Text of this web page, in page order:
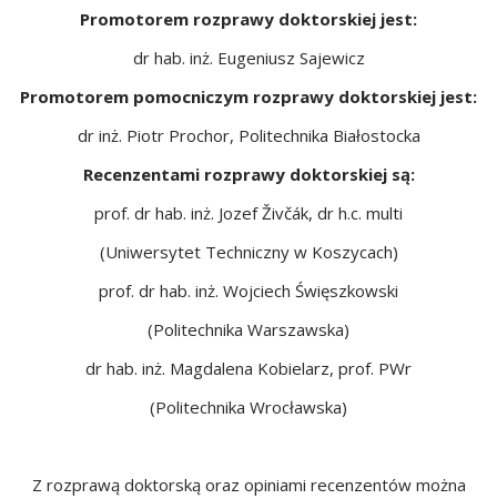
Promotorem rozprawy doktorskiej jest:
dr hab. inż. Eugeniusz Sajewicz
Promotorem pomocniczym rozprawy doktorskiej jest:
dr inż. Piotr Prochor, Politechnika Białostocka
Recenzentami rozprawy doktorskiej są:
prof. dr hab. inż. Jozef Živčák, dr h.c. multi
(Uniwersytet Techniczny w Koszycach)
prof. dr hab. inż. Wojciech Święszkowski
(Politechnika Warszawska)
dr hab. inż. Magdalena Kobielarz, prof. PWr
(Politechnika Wrocławska)
Z rozprawą doktorską oraz opiniami recenzentów można